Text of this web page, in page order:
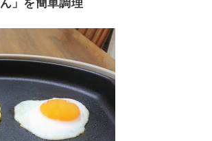
」を簡単調理